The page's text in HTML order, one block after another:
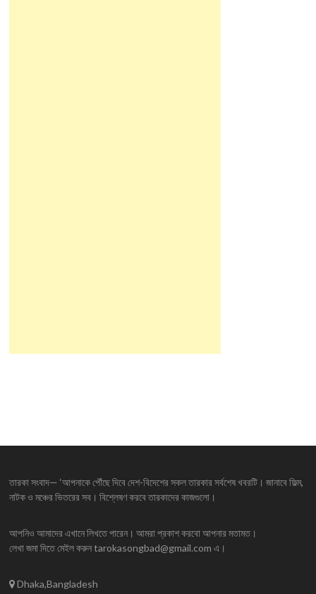
তারকা সংবাদ— ‘আপনাকে পৌঁছে দিবে দেশ-বিদেশের সকল তারকার সর্বশেষ খবরটি। জানাবে ফিল্ম,
নাটক ও মঞ্চের ভিতরের সব। বিশ্লেষণ করবে তারকাদের কাজগুলো।
আপনিও আমাদের এখানে লিখতে পারেন। আমরা প্রকাশ করবো আপনার মতামত।
লেখা জমা দিতে মেইল করুন tarokasongbad@gmail.com এ।
Dhaka,Bangladesh